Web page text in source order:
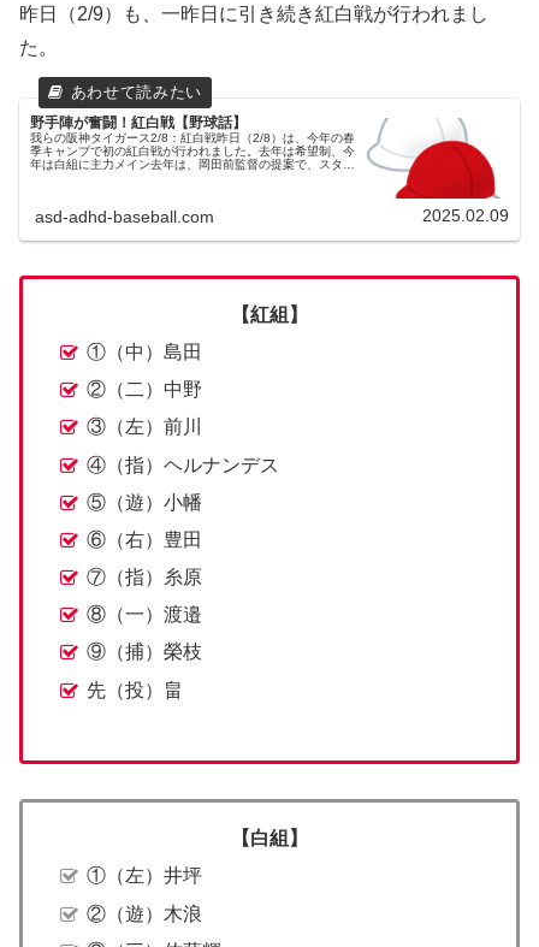
昨日（2/9）も、一昨日に引き続き紅白戦が行われまし
た。
野手陣が奮闘！紅白戦【野球話】
我らの阪神タイガース2/8：紅白戦昨日（2/8）は、今年の春
季キャンプで初の紅白戦が行われました。去年は希望制、今
年は白組に主力メイン去年は、岡田前監督の提案で、スタメ
asd-adhd-baseball.com 2025.02.09
【紅組】
①（中）島田
②（二）中野
③（左）前川
④（指）ヘルナンデス
⑤（遊）小幡
⑥（右）豊田
⑦（指）糸原
⑧（一）渡邉
⑨（捕）榮枝
先（投）畠
【白組】
①（左）井坪
②（遊）木浪